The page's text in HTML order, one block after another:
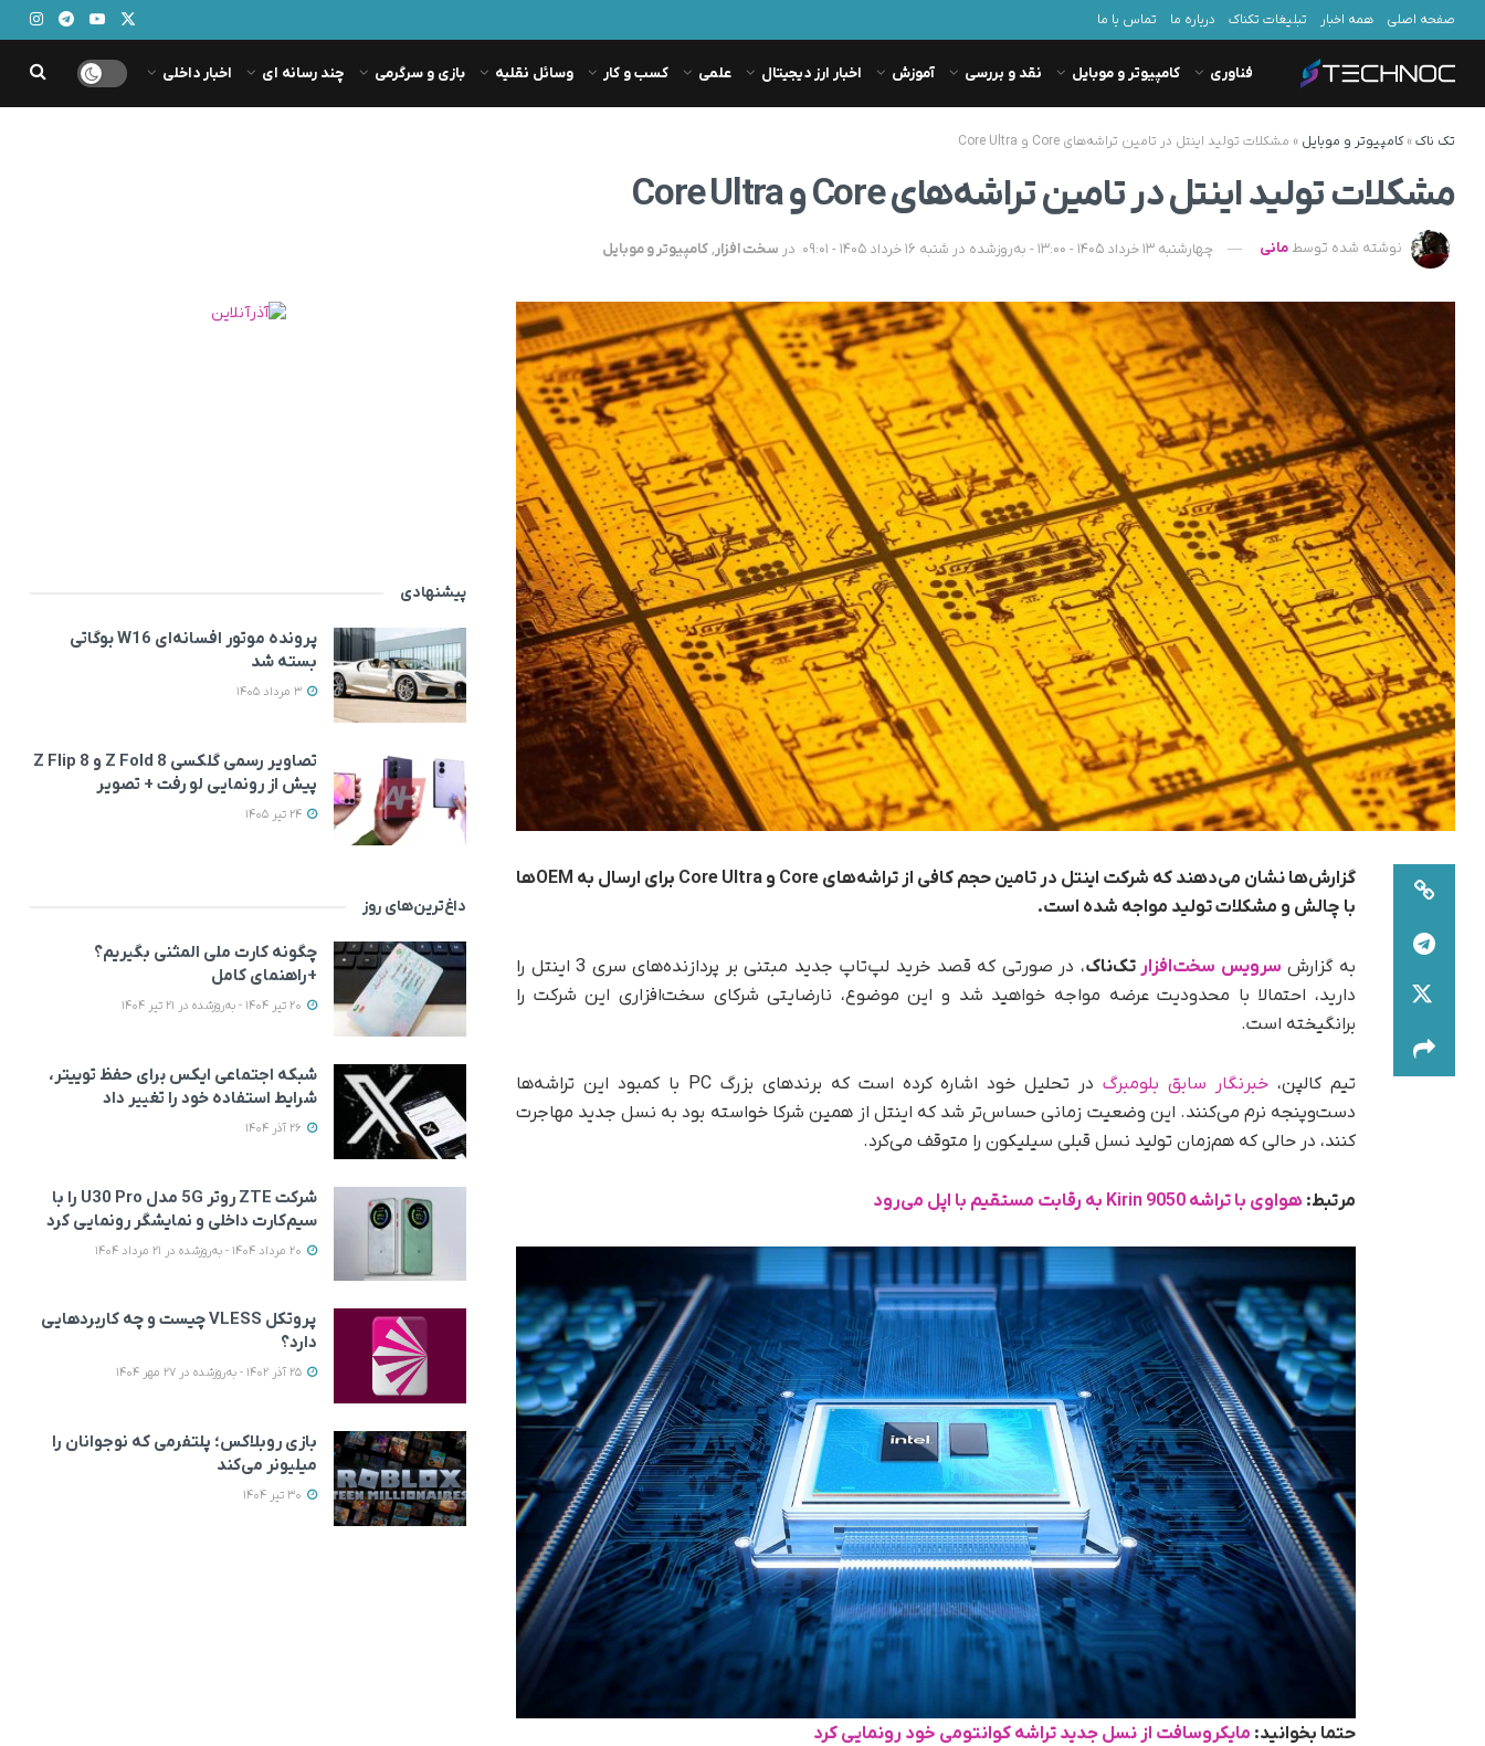
صفحه اصلی همه اخبار تبلیغات تکناک درباره ما تماس با ما
فناوری کامپیوتر و موبایل نقد و بررسی آموزش اخبار ارز دیجیتال علمی کسب و کار وسائل نقلیه بازی و سرگرمی چند رسانه ای اخبار داخلی
تک ناک»کامپیوتر و موبایل » مشکلات تولید اینتل در تامین تراشه‌های Core و Core Ultra
مشکلات تولید اینتل در تامین تراشه‌های Core و Core Ultra
نوشته شده توسط مانی چهارشنبه 13 خرداد 1405 - 13:00 - به‌روزشده در شنبه 16 خرداد 1405 - 09:01 در سخت افزار,کامپیوتر و موبایل
گزارش‌ها نشان می‌دهند که شرکت اینتل در تامین حجم کافی از تراشه‌های Core و Core Ultra برای ارسال به OEMها
با چالش و مشکلات تولید مواجه شده است.
به‌ گزارش سرویس سخت‌افزار تک‌ناک
، در صورتی که قصد خرید لپ‌تاپ جدید مبتنی بر پردازنده‌های سری 3 اینتل را
دارید، احتمالا با محدودیت عرضه مواجه خواهید شد و این موضوع، نارضایتی شرکای سخت‌افزاری این شرکت را
برانگیخته است.
تیم کالپن، خبرنگار سابق بلومبرگ
در تحلیل خود اشاره کرده است که برندهای بزرگ PC با کمبود این تراشه‌ها
دست‌وپنجه نرم می‌کنند. این وضعیت زمانی حساس‌تر شد که اینتل از همین شرکا خواسته بود به نسل جدید مهاجرت
کنند، در حالی که هم‌زمان تولید نسل قبلی سیلیکون را متوقف می‌کرد.
مرتبط: هواوی با تراشه Kirin 9050 به رقابت مستقیم با اپل می‌رود
حتما بخوانید: مایکروسافت از نسل جدید تراشه کوانتومی خود رونمایی کرد
پیشنهادی
پرونده موتور افسانه‌ای W16 بوگاتی
بسته شد
تصاویر رسمی گلکسی Z Fold 8 و Z Flip 8
پیش از رونمایی لو رفت + تصویر
داغ‌ترین‌های روز
چگونه کارت ملی المثنی بگیریم؟
+راهنمای کامل
شبکه اجتماعی ایکس برای حفظ توییتر،
شرایط استفاده خود را تغییر داد
شرکت ZTE روتر 5G مدل U30 Pro را با
سیم‌کارت داخلی و نمایشگر رونمایی کرد
پروتکل VLESS چیست و چه کاربردهایی
دارد؟
بازی روبلاکس؛ پلتفرمی که نوجوانان را
میلیونر می‌کند